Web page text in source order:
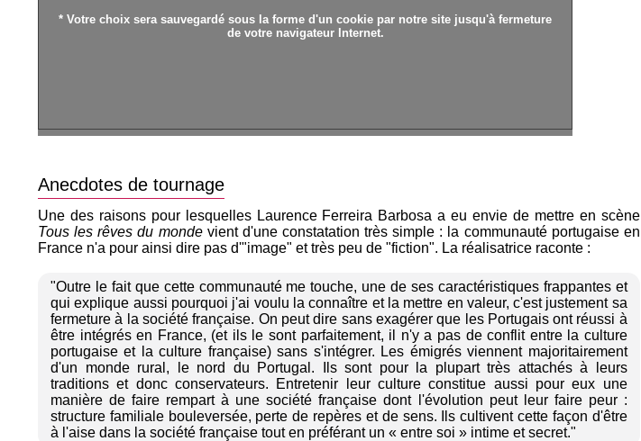
* Votre choix sera sauvegardé sous la forme d'un cookie par notre site jusqu'à fermeture
de votre navigateur Internet.
Anecdotes de tournage
Une des raisons pour lesquelles Laurence Ferreira Barbosa a eu envie de mettre en scène
Tous les rêves du mondevient d'une constatation très simple : la communauté portugaise en
France n'a pour ainsi dire pas d'"image" et très peu de "fiction". La réalisatrice raconte :
"Outre le fait que cette communauté me touche, une de ses caractéristiques frappantes et
qui explique aussi pourquoi j'ai voulu la connaître et la mettre en valeur, c'est justement sa
fermeture à la société française. On peut dire sans exagérer que les Portugais ont réussi à
être intégrés en France, (et ils le sont parfaitement, il n'y a pas de conflit entre la culture
portugaise et la culture française) sans s'intégrer. Les émigrés viennent majoritairement
d'un monde rural, le nord du Portugal. Ils sont pour la plupart très attachés à leurs
traditions et donc conservateurs. Entretenir leur culture constitue aussi pour eux une
manière de faire rempart à une société française dont l'évolution peut leur faire peur :
structure familiale bouleversée, perte de repères et de sens. Ils cultivent cette façon d'être
à l'aise dans la société française tout en préférant un « entre soi » intime et secret."